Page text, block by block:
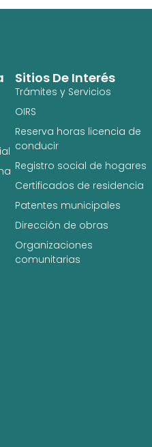
Sitios De Interés
Trámites y Servicios
OIRS
Reserva horas licencia de
conducir
Registro social de hogares
Certificados de residencia
Patentes municipales
Dirección de obras
Organizaciones
comunitarias